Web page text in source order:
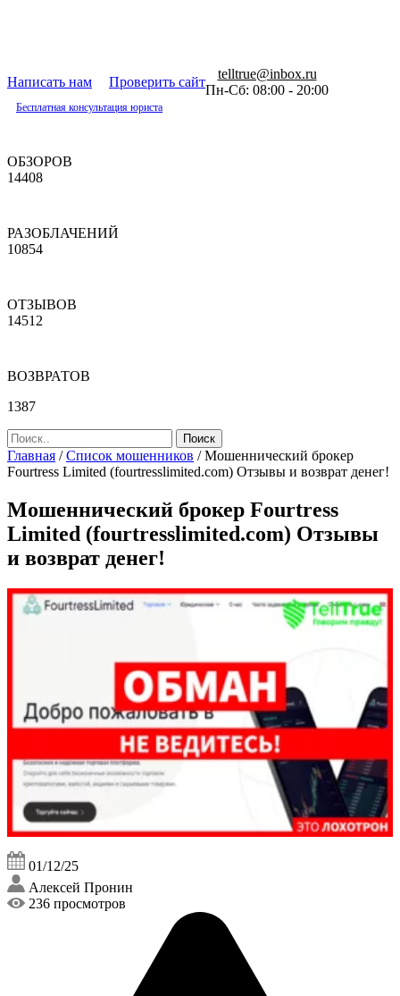
Написать нам Проверить сайт
telltrue@inbox.ru
Пн-Сб: 08:00 - 20:00
Бесплатная консультация юриста
ОБЗОРОВ
14408
РАЗОБЛАЧЕНИЙ
10854
ОТЗЫВОВ
14512
ВОЗВРАТОВ
1387
Главная /Список мошенников /Мошеннический брокер
Fourtress Limited (fourtresslimited.com) Отзывы и возврат денег!
Мошеннический брокер Fourtress
Limited (fourtresslimited.com) Отзывы
и возврат денег!
01/12/25
Алексей Пронин
236 просмотров